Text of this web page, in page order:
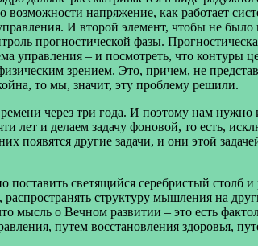
возможности напряжение, как работает
И второй элемент, чтобы не было
прогностической фазы.
управления – и посмотреть, что контуры
зрением. Это, причем, не
то мы, значит, эту проблему решили.
через три года. И поэтому нам нужно
и делаем задачу фоновой, то есть,
другие задачи, и они этой
светящийся серебристый
структуру мышления на
о Вечном развитии – это есть
путем восстановления здоровья,